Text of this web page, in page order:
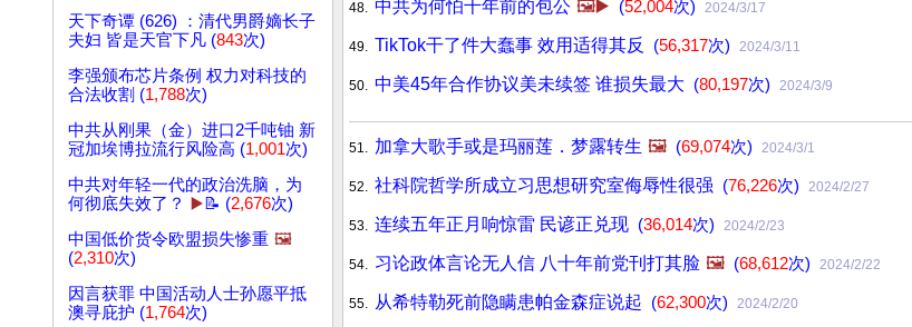
天下奇谭 (626) ：清代男爵嫡长子
夫妇 皆是天官下凡 (843次)
李强颁布芯片条例 权力对科技的
合法收割 (1,788次)
中共从刚果（金）进口2千吨铀 新
冠加埃博拉流行风险高 (1,001次)
中共对年轻一代的政治洗脑，为
何彻底失效了？
▶️📝 (2,676次)
中国低价货令欧盟损失惨重 🖼️
(2,310次)
因言获罪 中国活动人士孙愿平抵
澳寻庇护 (1,764次)
48. 中共为何怕千年前的包公 🖼️▶️ (52,004次) 2024/3/17
49. TikTok干了件大蠢事 效用适得其反 (56,317次) 2024/3/11
50. 中美45年合作协议美未续签 谁损失最大 (80,197次) 2024/3/9
51. 加拿大歌手或是玛丽莲．梦露转生 🖼️ (69,074次) 2024/3/1
52. 社科院哲学所成立习思想研究室侮辱性很强 (76,226次) 2024/2/27
53. 连续五年正月响惊雷 民谚正兑现 (36,014次) 2024/2/23
54. 习论政体言论无人信 八十年前党刊打其脸 🖼️ (68,612次) 2024/2/22
55. 从希特勒死前隐瞒患帕金森症说起 (62,300次) 2024/2/20